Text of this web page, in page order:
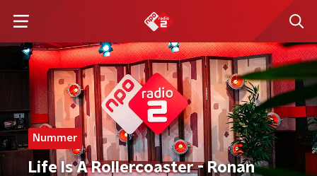
Nummer
Life Is A Rollercoaster - Ronan